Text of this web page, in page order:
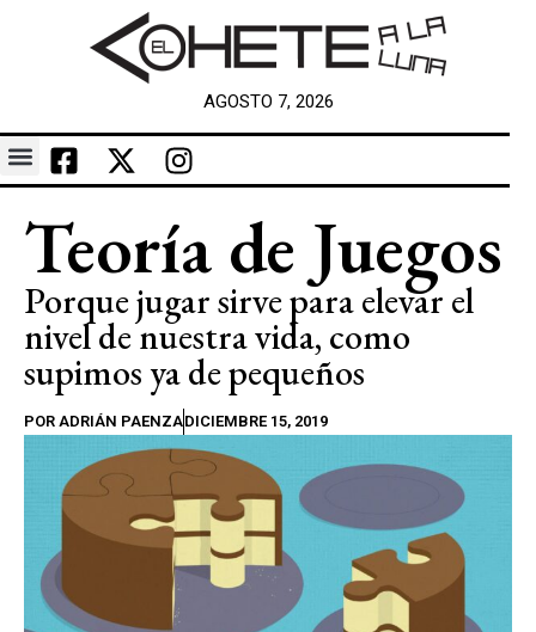
AGOSTO 7, 2026
Teoría de Juegos
Porque jugar sirve para elevar el
nivel de nuestra vida, como
supimos ya de pequeños
POR ADRIÁN PAENZADICIEMBRE 15, 2019